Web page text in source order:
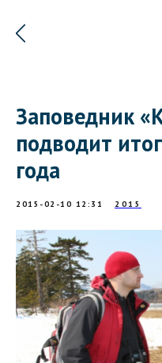
Заповедник
подводит
года
2015-02-10 12:31 2015